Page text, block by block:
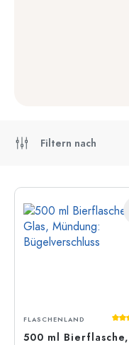
Filtern nach
FLASCHENLAND
500 ml Bierflasche,